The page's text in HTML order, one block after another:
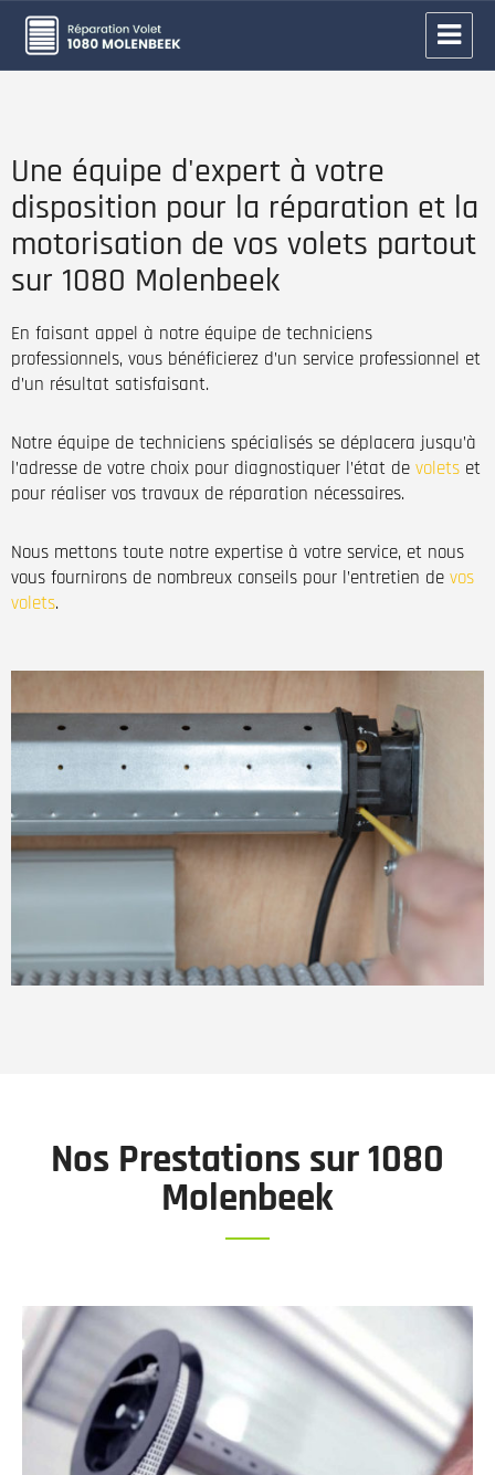
Réparation volet Molenbeek-Saint-
Une équipe d'expert à votre
disposition pour la réparation et la
motorisation de vos volets partout
sur 1080 Molenbeek
En faisant appel à notre équipe de techniciens
professionnels, vous bénéficierez d’un service professionnel et
d’un résultat satisfaisant.
Notre équipe de techniciens spécialisés se déplacera jusqu’à
l’adresse de votre choix pour diagnostiquer l’état de volets et
pour réaliser vos travaux de réparation nécessaires.
Nous mettons toute notre expertise à votre service, et nous
vous fournirons de nombreux conseils pour l’entretien de vos
volets.
Nos Prestations sur 1080
Molenbeek